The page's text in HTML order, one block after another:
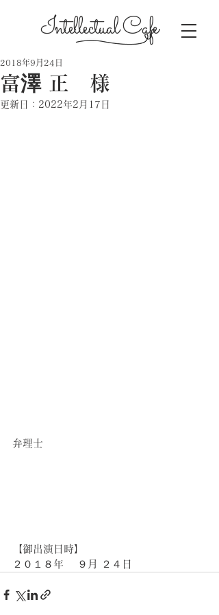
Intellectual Cafe
富澤 正 様
2018年9月24日
更新日： 2022年2月17日
弁理士
【御出演日時】
２０１８年 　９月 ２４日